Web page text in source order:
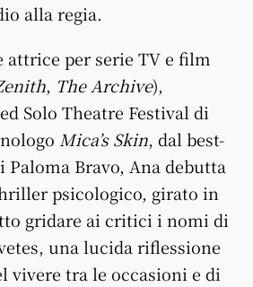
alla regia.
attrice per serie TV e film
, The Archive),
Solo Theatre Festival di
Mica’s Skin, dal best-
Paloma Bravo, Ana debutta
psicologico, girato in
gridare ai critici i nomi di
una lucida riflessione
vivere tra le occasioni e di